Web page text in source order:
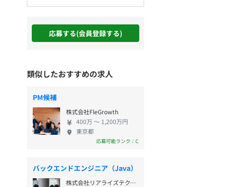
応募する(会員登録する)
類似したおすすめの求人
PM候補
株式会社FleGrowth
400万 〜 1,200万円
東京都
応募可能ランク：C
バックエンドエンジニア（Java）
株式会社リアライズテクノロジーズ